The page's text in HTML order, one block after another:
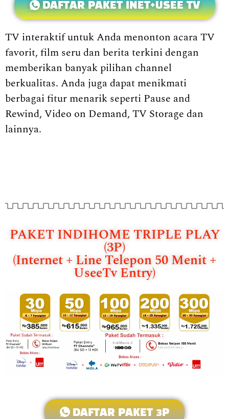
DAFTAR PAKET INET+USEE TV
TV interaktif untuk Anda menonton acara TV
favorit, film seru dan berita terkini dengan
memberikan banyak pilihan channel
berkualitas. Anda juga dapat menikmati
berbagai fitur menarik seperti Pause and
Rewind, Video on Demand, TV Storage dan
lainnya.
PAKET INDIHOME TRIPLE PLAY
(3P)
(Internet + Line Telepon 50 Menit +
UseeTv Entry)
DAFTAR PAKET 3P